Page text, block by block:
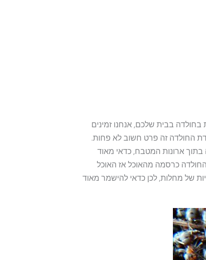
בבית שלכם, אנחנו זמינים
החולדה זה פרט חשוב לא פחות.
ארונות המטבח, כדאי מאוד
כרסמה מהאוכל אז האוכל
של מחלות, לכן כדאי להישמר מאוד